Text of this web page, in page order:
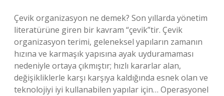
Çevik organizasyon ne demek? Son yıllarda yönetim
literatürüne giren bir kavram “çevik”tir. Çevik
organizasyon terimi, geleneksel yapıların zamanın
hızına ve karmaşık yapısına ayak uyduramaması
nedeniyle ortaya çıkmıştır; hızlı kararlar alan,
değişikliklerle karşı karşıya kaldığında esnek olan ve
teknolojiyi iyi kullanabilen yapılar için… Operasyonel